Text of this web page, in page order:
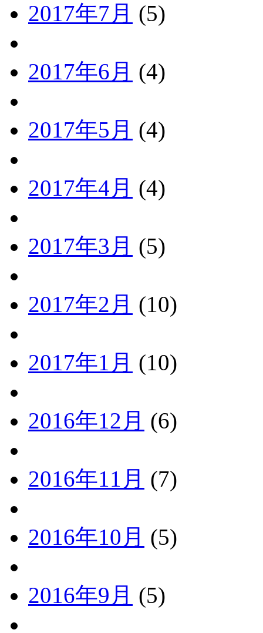
2017年7月 (5)
2017年6月 (4)
2017年5月 (4)
2017年4月 (4)
2017年3月 (5)
2017年2月 (10)
2017年1月 (10)
2016年12月 (6)
2016年11月 (7)
2016年10月 (5)
2016年9月 (5)